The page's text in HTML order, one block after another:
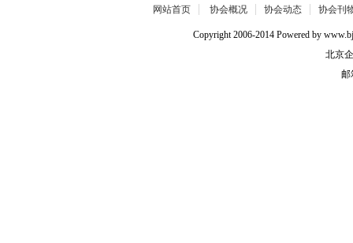
网站首页 协会概况 协会动态 协会刊
Copyright 2006-2014 Powered by
北京
邮